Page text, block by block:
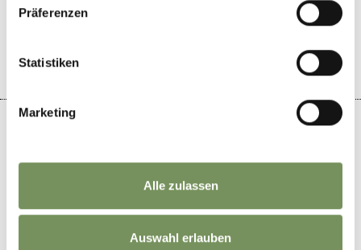
Präferenzen
Statistiken
Marketing
Alle zulassen
Auswahl erlauben
IL CONTENUTO VI È STATO UTILE? NO
−